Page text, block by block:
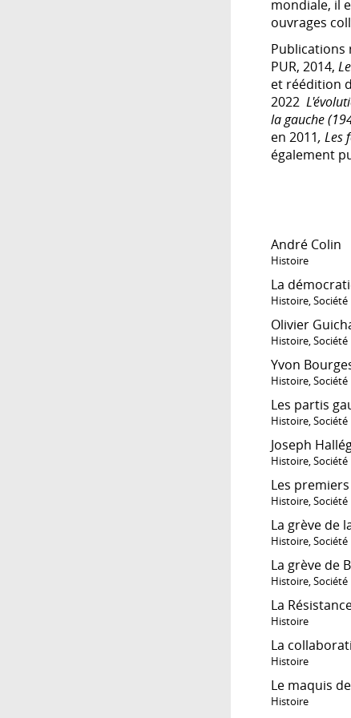
mondiale, il
ouvrages
Publications
PUR, 2014,
et réédition
2022
la gauche
en 2011, Les
également
André Colin
Histoire
La
Histoire,Société
Olivier
Histoire,Société
Yvon
Histoire,Société
Les partis
Histoire,Société
Joseph
Histoire,Société
Les
Histoire,Société
La grève de
Histoire,Société
La grève de
Histoire,Société
La
Histoire
La
Histoire
Le maquis
Histoire